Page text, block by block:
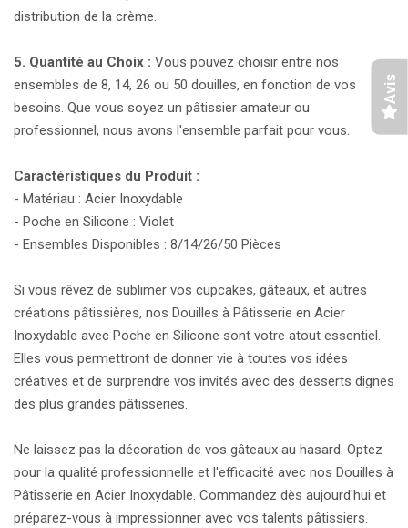
distribution de la crème.
5. Quantité au Choix : Vous pouvez choisir entre nos
ensembles de 8, 14, 26 ou 50 douilles, en fonction de vos
besoins. Que vous soyez un pâtissier amateur ou
professionnel, nous avons l'ensemble parfait pour vous.
Caractéristiques du Produit :
- Matériau : Acier Inoxydable
- Poche en Silicone : Violet
- Ensembles Disponibles : 8/14/26/50 Pièces
Si vous rêvez de sublimer vos cupcakes, gâteaux, et autres
créations pâtissières, nos Douilles à Pâtisserie en Acier
Inoxydable avec Poche en Silicone sont votre atout essentiel.
Elles vous permettront de donner vie à toutes vos idées
créatives et de surprendre vos invités avec des desserts dignes
des plus grandes pâtisseries.
Ne laissez pas la décoration de vos gâteaux au hasard. Optez
pour la qualité professionnelle et l'efficacité avec nos Douilles à
Pâtisserie en Acier Inoxydable. Commandez dès aujourd'hui et
préparez-vous à impressionner avec vos talents pâtissiers.
Avis